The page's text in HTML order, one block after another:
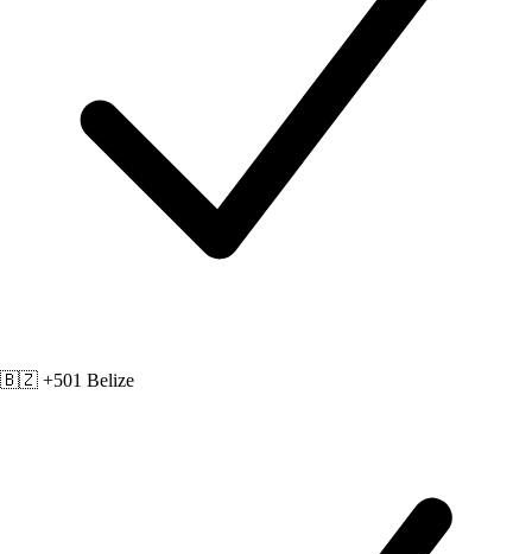
🇧🇿 +501 Belize